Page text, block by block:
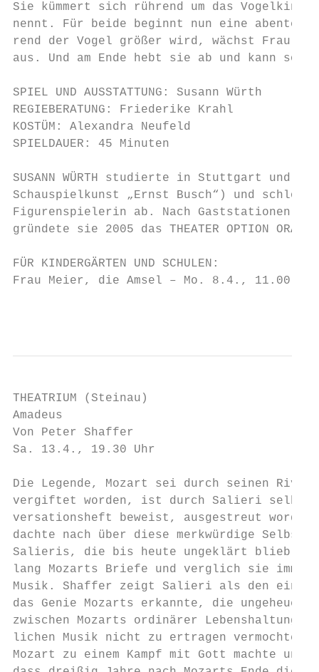
Sie kümmert sich rührend um das
nennt. Für beide beginnt nun eine
rend der Vogel größer wird, wächst Frau
aus. Und am Ende hebt sie ab und kann
SPIEL UND AUSSTATTUNG: Susann Würth
REGIEBERATUNG: Friederike Krahl
KOSTÜM: Alexandra Neufeld
SPIELDAUER: 45 Minuten
SUSANN WÜRTH studierte in Stuttgart und
Schauspielkunst „Ernst Busch“) und
Figurenspielerin ab. Nach Gaststationen an
gründete sie 2005 das THEATER OPTION
FÜR KINDERGÄRTEN UND SCHULEN:
Frau Meier, die Amsel – Mo. 8.4., 11.00 Uhr
THEATRIUM (Steinau)
Amadeus
Von Peter Shaffer
Sa. 13.4., 19.30 Uhr
Die Legende, Mozart sei durch seinen
vergiftet worden, ist durch Salieri selbst,
versationsheft beweist, ausgestreut
dachte nach über diese merkwürdige
Salieris, die bis heute ungeklärt blieb,
lang Mozarts Briefe und verglich sie
Musik. Shaffer zeigt Salieri als den
das Genie Mozarts erkannte, die
zwischen Mozarts ordinärer Lebenshaltung
lichen Musik nicht zu ertragen vermochte,
Mozart zu einem Kampf mit Gott machte und